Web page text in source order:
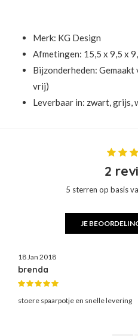
Merk: KG Design
Afmetingen: 15,5 x 9,5 x
Bijzonderheden:
vrij)
Leverbaar in: zwart, grijs,
2
5 sterren op basis
JE
18 Jan 2018
brenda
stoere spaarpotje en snelle levering